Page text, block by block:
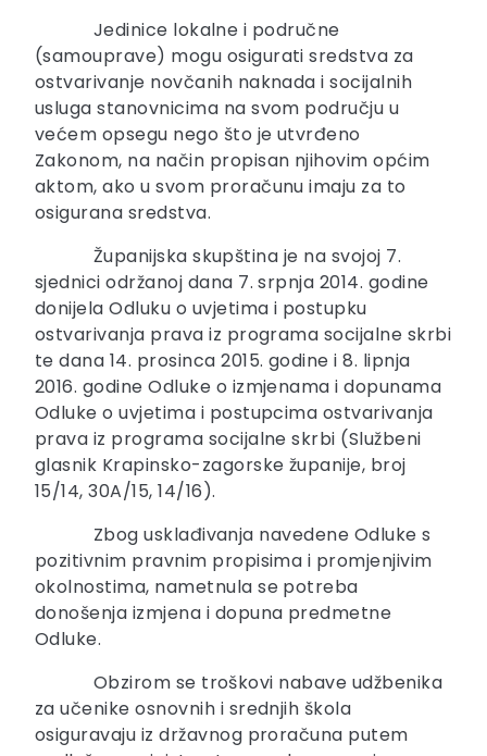
Jedinice lokalne i područne
(samouprave) mogu osigurati sredstva za
ostvarivanje novčanih naknada i socijalnih
usluga stanovnicima na svom području u
većem opsegu nego što je utvrđeno
Zakonom, na način propisan njihovim općim
aktom, ako u svom proračunu imaju za to
osigurana sredstva.
Županijska skupština je na svojoj 7.
sjednici održanoj dana 7. srpnja 2014. godine
donijela Odluku o uvjetima i postupku
ostvarivanja prava iz programa socijalne skrbi
te dana 14. prosinca 2015. godine i 8. lipnja
2016. godine Odluke o izmjenama i dopunama
Odluke o uvjetima i postupcima ostvarivanja
prava iz programa socijalne skrbi (Službeni
glasnik Krapinsko-zagorske županije, broj
15/14, 30A/15, 14/16).
Zbog usklađivanja navedene Odluke s
pozitivnim pravnim propisima i promjenjivim
okolnostima, nametnula se potreba
donošenja izmjena i dopuna predmetne
Odluke.
Obzirom se troškovi nabave udžbenika
za učenike osnovnih i srednjih škola
osiguravaju iz državnog proračuna putem